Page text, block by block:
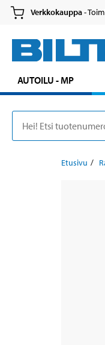
Verkkokauppa-
AUTOILU - MP
Etusivu